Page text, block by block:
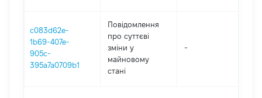
c083d62e-
1b69-407e-
905c-
395a7a0709b1
Повідомлення
про суттєві
зміни y
майновому
стані
-